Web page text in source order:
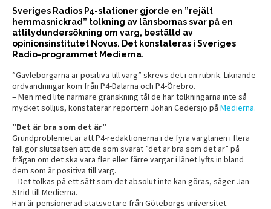
Sveriges Radios P4-stationer gjorde en ”rejält
hemmasnickrad” tolkning av länsbornas svar på en
attitydundersökning om varg, beställd av
opinionsinstitutet Novus. Det konstateras i Sveriges
Radio-programmet Medierna.
”Gävleborgarna är positiva till varg” skrevs det i en rubrik. Liknande
ordvändningar kom från P4-Dalarna och P4-Örebro.
– Men med lite närmare granskning tål de här tolkningarna inte så
mycket solljus, konstaterar reportern Johan Cedersjö på Medierna.
”Det är bra som det är”
Grundproblemet är att P4-redaktionerna i de fyra varglänen i flera
fall gör slutsatsen att de som svarat ”det är bra som det är” på
frågan om det ska vara fler eller färre vargar i länet lyfts in bland
dem som är positiva till varg.
– Det tolkas på ett sätt som det absolut inte kan göras, säger Jan
Strid till Medierna.
Han är pensionerad statsvetare från Göteborgs universitet.